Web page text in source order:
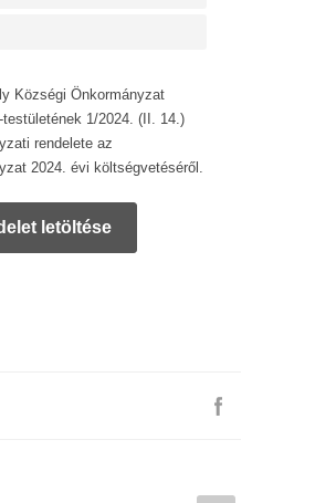
Községi Önkormányzat
testületének 1/2024. (II. 14.)
rendelete az
2024. évi költségvetéséről.
letöltése